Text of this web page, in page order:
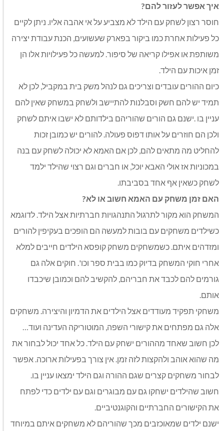
איך אפשר לעזור להם?
חוסר רצון לשחק עם הילד לא מצביע על אי אהבה אליו. ניתן לקיים
כל פעילות אחרת כמו ביקור בפארק שעשועים, הכנת עבודת יצירה
משותפת או אפילו קריאה של סיפור. למעשה כל פעילויות אלו הן
זמן איכות עם הילד.
כיום ההורים עובדים וצריכים גם לנהל משק בית במקביל, לכן לא
תמיד יש להם חשק וסבלנות להתיישב ולשחק במשחק שאין להם
עניין בו .ישנם גם הורים שהוריהם בילדותם לא ישבו איתם לשחק
ולכן הם חוזרים על אותו דפוס פעולה. להורים יש כמובן זכות
להחליט מה מתאים להם, לכן אם האמא לא יכולה לשחק עם בנה
במכוניות אז אולי האבא יוכל, או חברים וגם רצוי שהילד ילמד
לשחק כשאין אף אחד בסביבתו.
האם זמן משחק עם האמא חשוב או לא?
המשחק הוא מקור לתרגול התנהגויות חברתיות אצל הילד. לדוגמא
כשילדים משחקים עם בובות למעשה הם הופכים בעקיפין להורים
ומזדהים איתם. כשמשחקים משחק קופסא הילדים חייבים למלא
אחרי חוקי המשחק בדיוק כמו בבית ספר וכו'. חוקים אלה גם
גורמים להם לכבד את חבריהם, להקשיב להם וכמובן שיכבדו
אותם.
משחקי תפקיד מעודדים אצל הילדים את הדמיון והיצירה. משחקים
אלה גם מפתחים את קישורי השפה, המוטוריקה העדינה ועוד…
לכן חשוב שאחד מההורים ישחק עם הילד. כל אחד יכול לבחור את
מה שהוא אוהב ולהקצות לזה זמן. אין צורך בפעילות ארוכה. אפשר
לבחור משחקים קצרים שגם ההורה וגם הילד ימצאו עניין בו.
חשוב שהילדים ישחקו גם עם מבוגרים וגם עם ילדים כדי לפתח
את הקישורים החברתיים והקוגנטיביים.
ישנם ילדים שמאוכזבים מכך שהוריהם לא משחקים איתם במיוחד